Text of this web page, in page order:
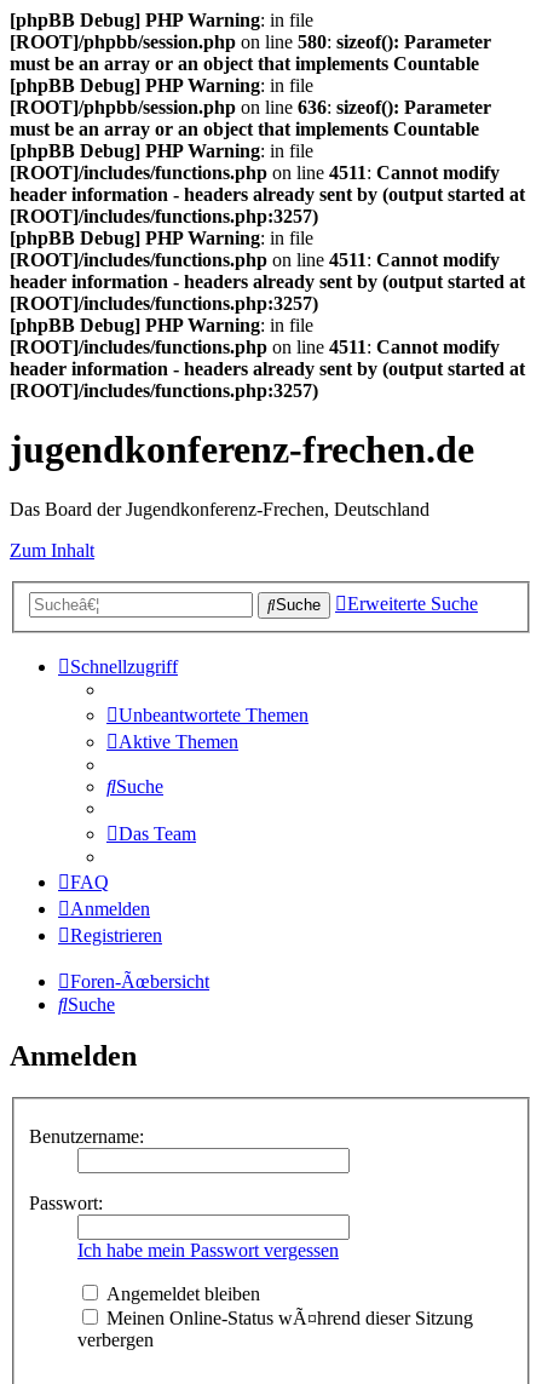
[phpBB Debug] PHP Warning: in file
[ROOT]/phpbb/session.php on line 580: sizeof(): Parameter
must be an array or an object that implements Countable
[phpBB Debug] PHP Warning: in file
[ROOT]/phpbb/session.php on line 636: sizeof(): Parameter
must be an array or an object that implements Countable
[phpBB Debug] PHP Warning: in file
[ROOT]/includes/functions.php on line 4511: Cannot modify
header information - headers already sent by (output started at
[ROOT]/includes/functions.php:3257)
[phpBB Debug] PHP Warning: in file
[ROOT]/includes/functions.php on line 4511: Cannot modify
header information - headers already sent by (output started at
[ROOT]/includes/functions.php:3257)
[phpBB Debug] PHP Warning: in file
[ROOT]/includes/functions.php on line 4511: Cannot modify
header information - headers already sent by (output started at
[ROOT]/includes/functions.php:3257)
jugendkonferenz-frechen.de
Das Board der Jugendkonferenz-Frechen, Deutschland
Zum Inhalt
Suche Erweiterte Suche
Schnellzugriff
Unbeantwortete Themen
Aktive Themen
Suche
Das Team
FAQ
Anmelden
Registrieren
Foren-Ãœbersicht
Suche
Anmelden
Benutzername:
Passwort:
Ich habe mein Passwort vergessen
Angemeldet bleiben
Meinen Online-Status wÃ¤hrend dieser Sitzung
verbergen